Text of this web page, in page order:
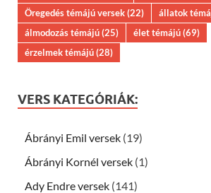
Öregedés témájú versek(22) állatok
álmodozás témájú(25) élet témájú(69)
érzelmek témájú(28)
VERS KATEGÓRIÁK:
Ábrányi Emil versek (19)
Ábrányi Kornél versek (1)
Ady Endre versek (141)